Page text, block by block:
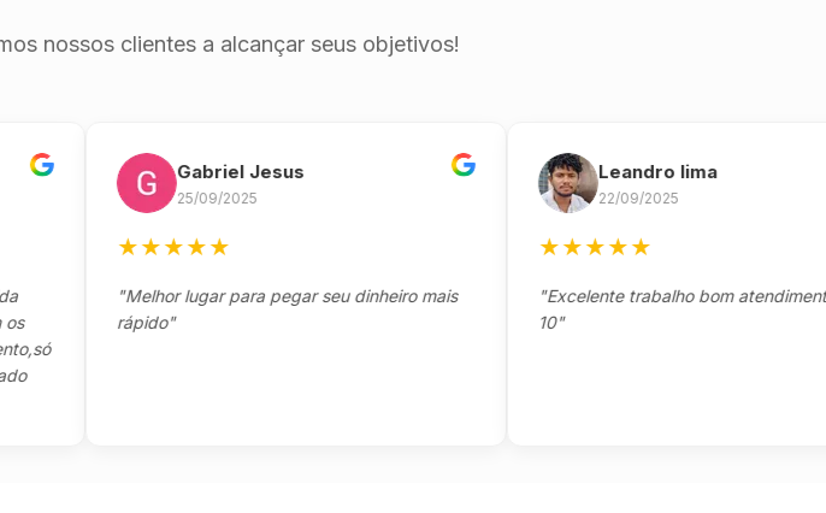
nossos clientes a alcançar seus objetivos!
Gabriel Jesus
25/09/2025
★★★
"Melhor lugar para pegar seu dinheiro mais
rápido"
Leandro lima
22/09/2025
★★★
"Excelente trabalho bom atendimento